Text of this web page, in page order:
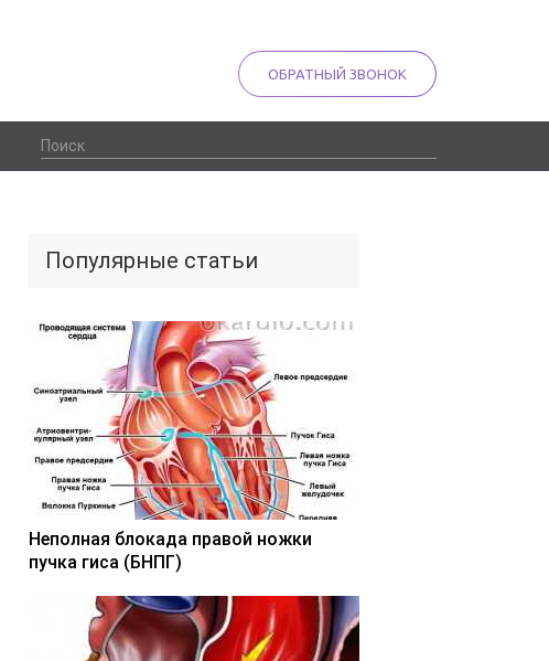
ОБРАТНЫЙ ЗВОНОК
Популярные статьи
Неполная блокада правой ножки
пучка гиса (БНПГ)